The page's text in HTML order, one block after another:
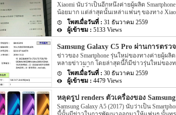
พร้อมกับหน้าจอแสดงผลขนาด 5.2 นิ้ว ความละเอียดของหน้าจอแสด
เอียดอของกล้องนั้นจะให้ความละเอียดของกล้องอยุ่ที่ 16 MP สำหรับ
Xiaomi นับว่าเป็นอีกหนึ่งค่ายผู้ผลิต
น้อยมาก แต่ล่าสุดนั้นเหล่าแฟนๆ ของทาง
คราวความคืบหน้าของ Smartphone ของทาง
รุ่นใหม่จากทางค่ายผู้ผลิต Smartphone อย่าง
เปิดตัว Smartphone รุ่นใหม่ออกมาแล้ว โดย
Redmi Note 4X โดยก่อนหน้านี้เองก็ได้มีข่าว
ตอนนั้นได้เปิดเผย Spec ภายในตัวเครื่อง ซึ่ง
เท่านั้น แต่ข่าวล่าสุดของ Xiaomi Redmi Note
เผยออกมานี้นั้นได้แสดงหน้า About […]
31 ธันวาคม 2559
5133 Views
Samsung Galaxy C5 Pro ผ่านการตร
ข่าวของ Smartphone รุ่นใหม่ของทางค่ายผู้ผ
หลายข่าวมาก โดยล่าสุดนี้ก็มีข่าวรุ่นใหม่ของท
Samsung นี้นั้น ตามข่าวระบุว่า Smartphone รุ่
Galaxy C5 Pro นั้นได้ผ่านการตรวจสอบจาก
ทาง Samsung อย่าง Samsung Galaxy C7
จาก TENAA ไปไม่นานนี้เอง อีกทั้งตามข่าวนี้
Spec ของตัวเครื่องตามข่าวระบุว่า Samsung
เครื่องอย่าง Snapdragon […]
30 ธันวาคม 2559
4479 Views
หลุดรูป renders ตัวเครื่องของ
Samsung Galaxy A5 (2017) นับว่าเป็น